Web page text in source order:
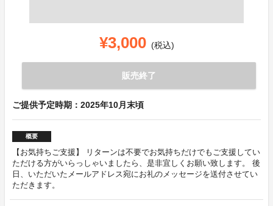
¥3,000 (税込)
販売終了
ご提供予定時期：2025年10月末頃
概要
【お気持ちご支援】 リターンは不要でお気持ちだけでもご支援してい
ただける方がいらっしゃいましたら、是非宜しくお願い致します。 後
日、いただいたメールアドレス宛にお礼のメッセージを送付させてい
ただきます。